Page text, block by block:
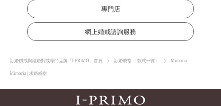
專門店
網上婚戒諮詢服務
訂婚鑽戒與結婚對戒專門品牌「I-PRIMO」首頁 訂婚戒指 ［款式一覽］ Mimoria
Mimoria | 求婚戒指